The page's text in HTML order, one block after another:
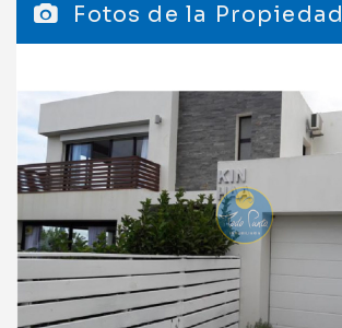
Fotos de la Propiedad